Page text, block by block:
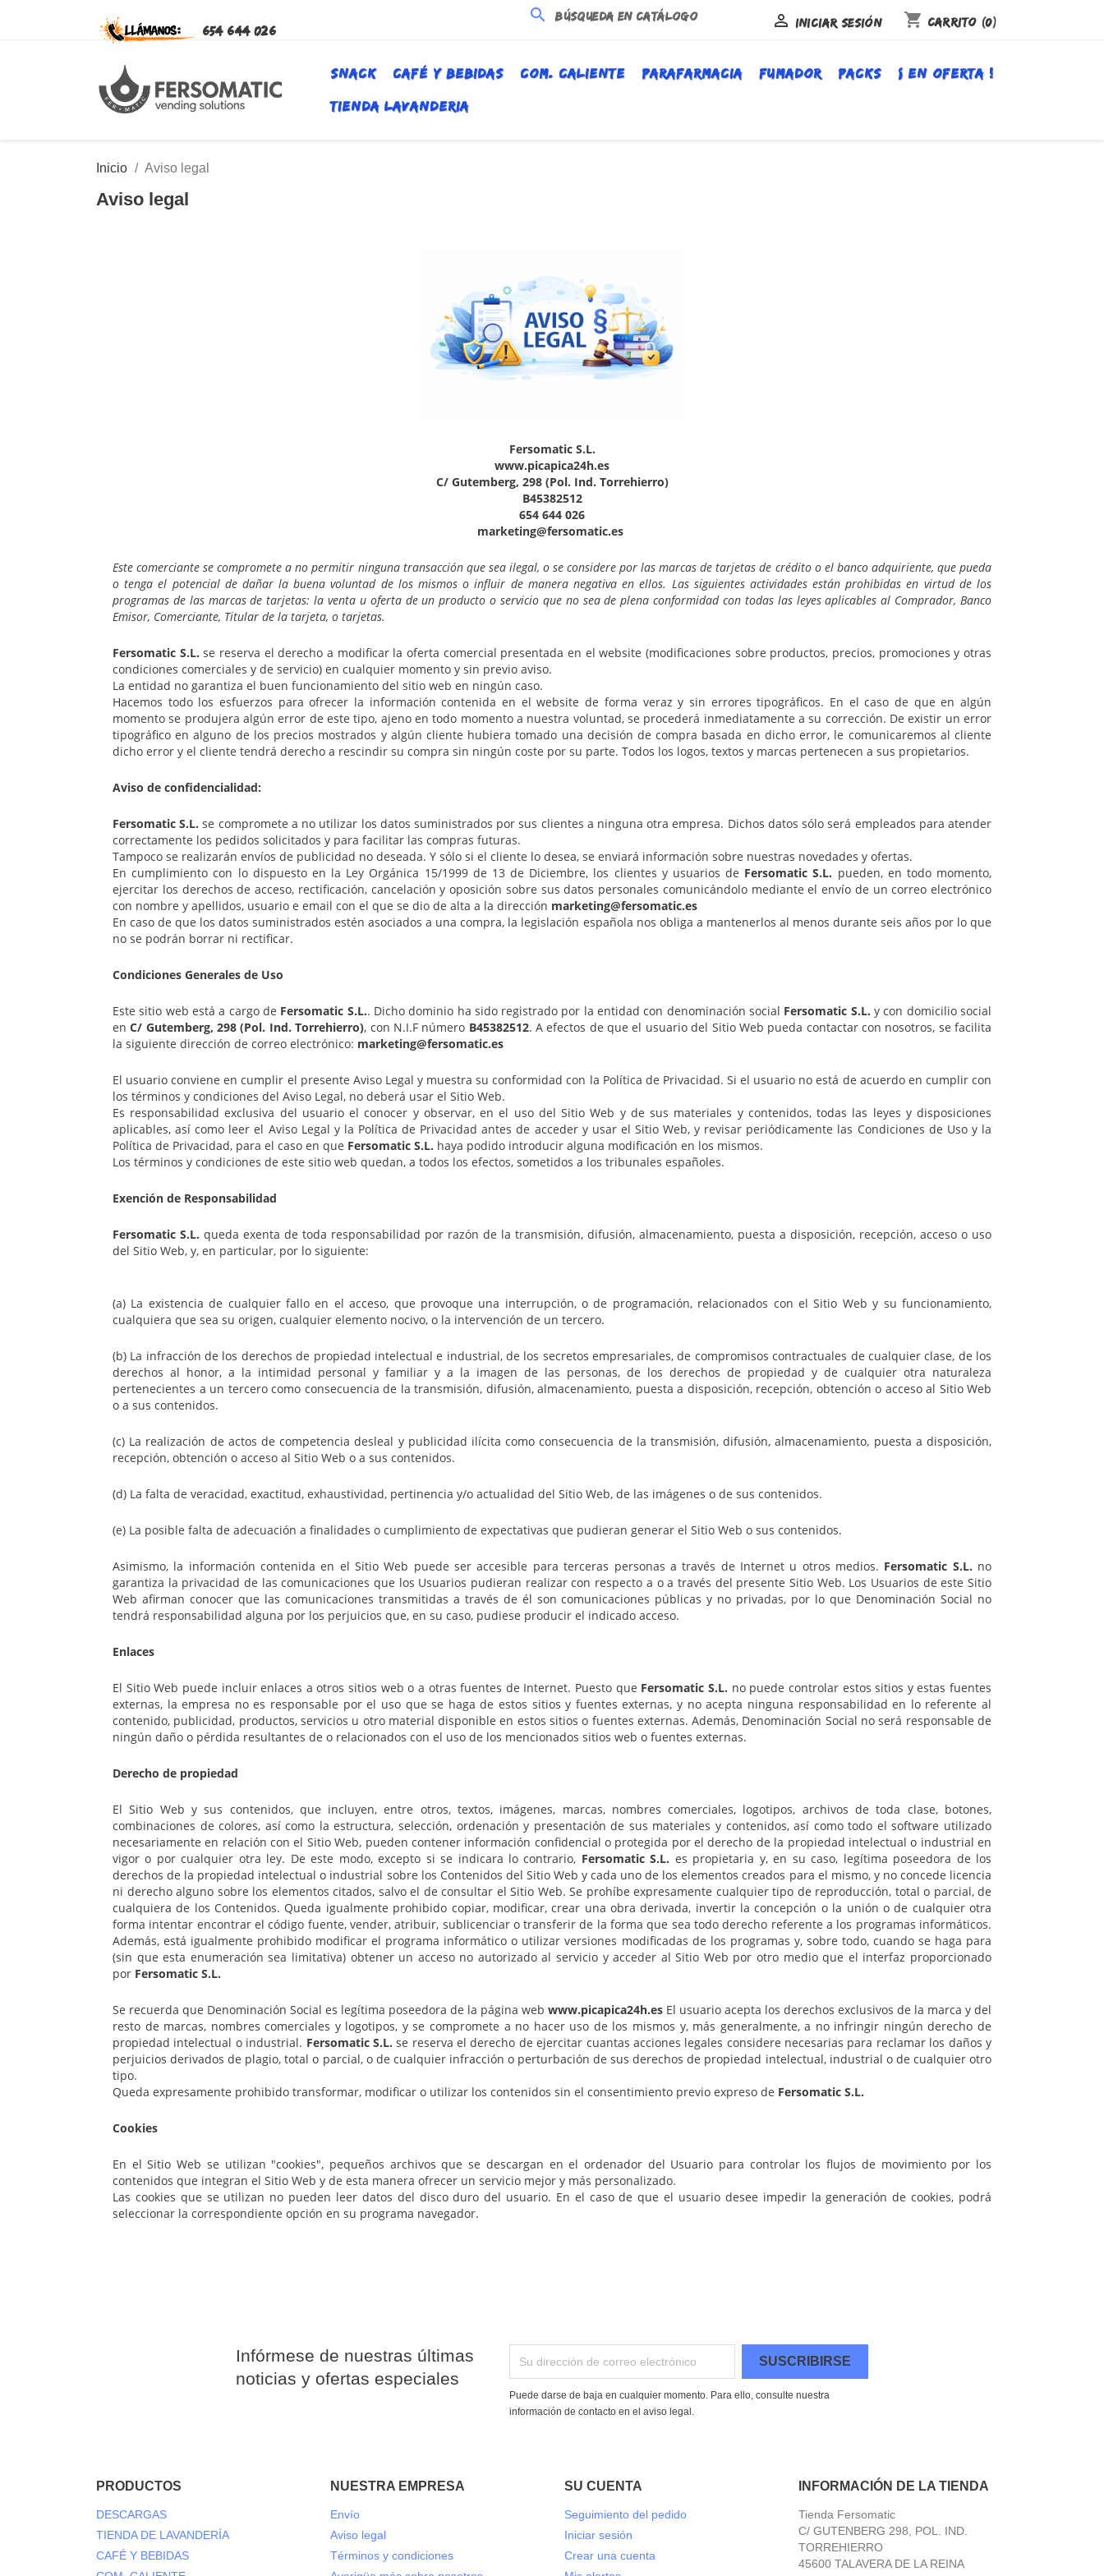
654 644 026
search  Iniciar sesión shopping_cart Carrito (0)
SNACK CAFÉ Y BEBIDAS COM. CALIENTE PARAFARMACIA FUMADOR PACKS ¡ EN OFERTA !
TIENDA LAVANDERIA
Inicio Aviso legal
Aviso legal
Fersomatic S.L.
www.picapica24h.es
C/ Gutemberg, 298 (Pol. Ind. Torrehierro)
B45382512
654 644 026
marketing@fersomatic.es
Este comerciante se compromete a no permitir ninguna transacción que sea ilegal, o se considere por las marcas de tarjetas de crédito o el banco adquiriente, que pueda
o tenga el potencial de dañar la buena voluntad de los mismos o influir de manera negativa en ellos. Las siguientes actividades están prohibidas en virtud de los
programas de las marcas de tarjetas: la venta u oferta de un producto o servicio que no sea de plena conformidad con todas las leyes aplicables al Comprador, Banco
Emisor, Comerciante, Titular de la tarjeta, o tarjetas.
Fersomatic S.L. se reserva el derecho a modificar la oferta comercial presentada en el website (modificaciones sobre productos, precios, promociones y otras
condiciones comerciales y de servicio) en cualquier momento y sin previo aviso.
La entidad no garantiza el buen funcionamiento del sitio web en ningún caso.
Hacemos todo los esfuerzos para ofrecer la información contenida en el website de forma veraz y sin errores tipográficos. En el caso de que en algún
momento se produjera algún error de este tipo, ajeno en todo momento a nuestra voluntad, se procederá inmediatamente a su corrección. De existir un error
tipográfico en alguno de los precios mostrados y algún cliente hubiera tomado una decisión de compra basada en dicho error, le comunicaremos al cliente
dicho error y el cliente tendrá derecho a rescindir su compra sin ningún coste por su parte. Todos los logos, textos y marcas pertenecen a sus propietarios.
Aviso de confidencialidad:
Fersomatic S.L. se compromete a no utilizar los datos suministrados por sus clientes a ninguna otra empresa. Dichos datos sólo será empleados para atender
correctamente los pedidos solicitados y para facilitar las compras futuras.
Tampoco se realizarán envíos de publicidad no deseada. Y sólo si el cliente lo desea, se enviará información sobre nuestras novedades y ofertas.
En cumplimiento con lo dispuesto en la Ley Orgánica 15/1999 de 13 de Diciembre, los clientes y usuarios de Fersomatic S.L. pueden, en todo momento,
ejercitar los derechos de acceso, rectificación, cancelación y oposición sobre sus datos personales comunicándolo mediante el envío de un correo electrónico
con nombre y apellidos, usuario e email con el que se dio de alta a la dirección marketing@fersomatic.es
En caso de que los datos suministrados estén asociados a una compra, la legislación española nos obliga a mantenerlos al menos durante seis años por lo que
no se podrán borrar ni rectificar.
Condiciones Generales de Uso
Este sitio web está a cargo de Fersomatic S.L.. Dicho dominio ha sido registrado por la entidad con denominación social Fersomatic S.L. y con domicilio social
enC/ Gutemberg, 298 (Pol. Ind. Torrehierro), con N.I.F número B45382512. A efectos de que el usuario del Sitio Web pueda contactar con nosotros, se facilita
la siguiente dirección de correo electrónico: marketing@fersomatic.es
El usuario conviene en cumplir el presente Aviso Legal y muestra su conformidad con la Política de Privacidad. Si el usuario no está de acuerdo en cumplir con
los términos y condiciones del Aviso Legal, no deberá usar el Sitio Web.
Es responsabilidad exclusiva del usuario el conocer y observar, en el uso del Sitio Web y de sus materiales y contenidos, todas las leyes y disposiciones
aplicables, así como leer el Aviso Legal y la Política de Privacidad antes de acceder y usar el Sitio Web, y revisar periódicamente las Condiciones de Uso y la
Política de Privacidad, para el caso en que Fersomatic S.L. haya podido introducir alguna modificación en los mismos.
Los términos y condiciones de este sitio web quedan, a todos los efectos, sometidos a los tribunales españoles.
Exención de Responsabilidad
Fersomatic S.L. queda exenta de toda responsabilidad por razón de la transmisión, difusión, almacenamiento, puesta a disposición, recepción, acceso o uso
del Sitio Web, y, en particular, por lo siguiente:
(a) La existencia de cualquier fallo en el acceso, que provoque una interrupción, o de programación, relacionados con el Sitio Web y su funcionamiento,
cualquiera que sea su origen, cualquier elemento nocivo, o la intervención de un tercero.
(b) La infracción de los derechos de propiedad intelectual e industrial, de los secretos empresariales, de compromisos contractuales de cualquier clase, de los
derechos al honor, a la intimidad personal y familiar y a la imagen de las personas, de los derechos de propiedad y de cualquier otra naturaleza
pertenecientes a un tercero como consecuencia de la transmisión, difusión, almacenamiento, puesta a disposición, recepción, obtención o acceso al Sitio Web
o a sus contenidos.
(c) La realización de actos de competencia desleal y publicidad ilícita como consecuencia de la transmisión, difusión, almacenamiento, puesta a disposición,
recepción, obtención o acceso al Sitio Web o a sus contenidos.
(d) La falta de veracidad, exactitud, exhaustividad, pertinencia y/o actualidad del Sitio Web, de las imágenes o de sus contenidos.
(e) La posible falta de adecuación a finalidades o cumplimiento de expectativas que pudieran generar el Sitio Web o sus contenidos.
Asimismo, la información contenida en el Sitio Web puede ser accesible para terceras personas a través de Internet u otros medios. Fersomatic S.L. no
garantiza la privacidad de las comunicaciones que los Usuarios pudieran realizar con respecto a o a través del presente Sitio Web. Los Usuarios de este Sitio
Web afirman conocer que las comunicaciones transmitidas a través de él son comunicaciones públicas y no privadas, por lo que Denominación Social no
tendrá responsabilidad alguna por los perjuicios que, en su caso, pudiese producir el indicado acceso.
Enlaces
El Sitio Web puede incluir enlaces a otros sitios web o a otras fuentes de Internet. Puesto que Fersomatic S.L. no puede controlar estos sitios y estas fuentes
externas, la empresa no es responsable por el uso que se haga de estos sitios y fuentes externas, y no acepta ninguna responsabilidad en lo referente al
contenido, publicidad, productos, servicios u otro material disponible en estos sitios o fuentes externas. Además, Denominación Social no será responsable de
ningún daño o pérdida resultantes de o relacionados con el uso de los mencionados sitios web o fuentes externas.
Derecho de propiedad
El Sitio Web y sus contenidos, que incluyen, entre otros, textos, imágenes, marcas, nombres comerciales, logotipos, archivos de toda clase, botones,
combinaciones de colores, así como la estructura, selección, ordenación y presentación de sus materiales y contenidos, así como todo el software utilizado
necesariamente en relación con el Sitio Web, pueden contener información confidencial o protegida por el derecho de la propiedad intelectual o industrial en
vigor o por cualquier otra ley. De este modo, excepto si se indicara lo contrario, Fersomatic S.L. es propietaria y, en su caso, legítima poseedora de los
derechos de la propiedad intelectual o industrial sobre los Contenidos del Sitio Web y cada uno de los elementos creados para el mismo, y no concede licencia
ni derecho alguno sobre los elementos citados, salvo el de consultar el Sitio Web. Se prohíbe expresamente cualquier tipo de reproducción, total o parcial, de
cualquiera de los Contenidos. Queda igualmente prohibido copiar, modificar, crear una obra derivada, invertir la concepción o la unión o de cualquier otra
forma intentar encontrar el código fuente, vender, atribuir, sublicenciar o transferir de la forma que sea todo derecho referente a los programas informáticos.
Además, está igualmente prohibido modificar el programa informático o utilizar versiones modificadas de los programas y, sobre todo, cuando se haga para
(sin que esta enumeración sea limitativa) obtener un acceso no autorizado al servicio y acceder al Sitio Web por otro medio que el interfaz proporcionado
por Fersomatic S.L.
Se recuerda que Denominación Social es legítima poseedora de la página web www.picapica24h.es El usuario acepta los derechos exclusivos de la marca y del
resto de marcas, nombres comerciales y logotipos, y se compromete a no hacer uso de los mismos y, más generalmente, a no infringir ningún derecho de
propiedad intelectual o industrial. Fersomatic S.L. se reserva el derecho de ejercitar cuantas acciones legales considere necesarias para reclamar los daños y
perjuicios derivados de plagio, total o parcial, o de cualquier infracción o perturbación de sus derechos de propiedad intelectual, industrial o de cualquier otro
tipo.
Queda expresamente prohibido transformar, modificar o utilizar los contenidos sin el consentimiento previo expreso de Fersomatic S.L.
Cookies
En el Sitio Web se utilizan "cookies", pequeños archivos que se descargan en el ordenador del Usuario para controlar los flujos de movimiento por los
contenidos que integran el Sitio Web y de esta manera ofrecer un servicio mejor y más personalizado.
Las cookies que se utilizan no pueden leer datos del disco duro del usuario. En el caso de que el usuario desee impedir la generación de cookies, podrá
seleccionar la correspondiente opción en su programa navegador.
Infórmese de nuestras últimas
noticias y ofertas especiales
Puede darse de baja en cualquier momento. Para ello, consulte nuestra
información de contacto en el aviso legal.
PRODUCTOS
DESCARGAS
TIENDA DE LAVANDERÍA
CAFÉ Y BEBIDAS
NUESTRA EMPRESA
Envío
Aviso legal
Términos y condiciones
SU CUENTA
Seguimiento del pedido
Iniciar sesión
Crear una cuenta
INFORMACIÓN DE LA TIENDA
Tienda Fersomatic
C/ GUTENBERG 298, POL. IND.
TORREHIERRO
45600 TALAVERA DE LA REINA